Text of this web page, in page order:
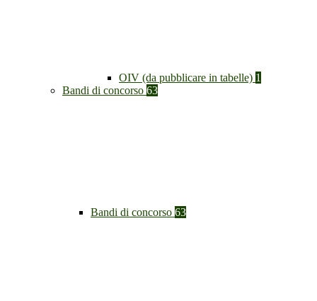
OIV (da pubblicare in tabelle) 1
Bandi di concorso 63
Bandi di concorso 63